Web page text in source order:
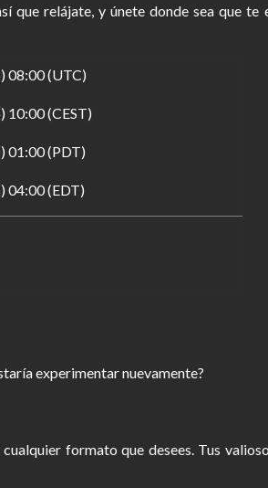
relájate, y únete donde sea que te
08:00 (UTC)
10:00 (CEST)
01:00 (PDT)
04:00 (EDT)
experimentar nuevamente?
formato que desees. Tus